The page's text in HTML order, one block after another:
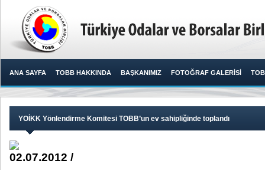
ANA SAYFA TOBB HAKKINDA BAŞKANIMIZ FOTOĞRAF GALERİSİ
YOİKK Yönlendirme Komitesi TOBB’un ev sahipliğinde toplandı
02.07.2012 /